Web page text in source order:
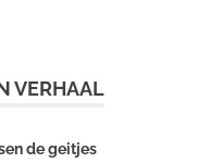
VERHAAL
de geitjes